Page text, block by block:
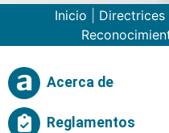
Inicio Directrices|
Acerca de
Reglamentos